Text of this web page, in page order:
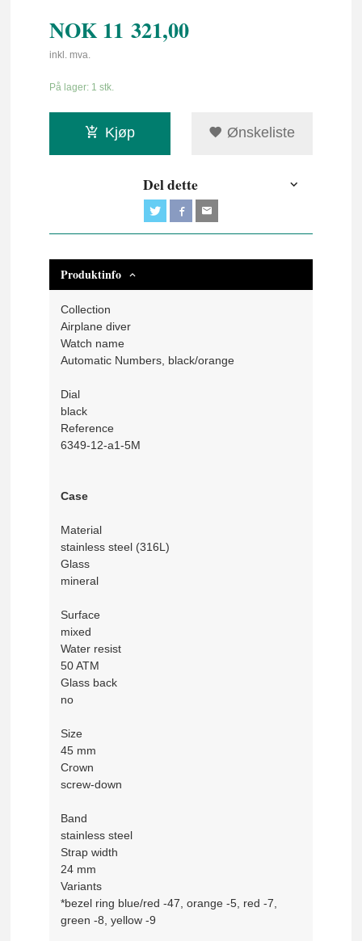
NOK 11 321,00
inkl. mva.
På lager: 1 stk.
Kjøp Ønskeliste
Del dette
Produktinfo
Collection
Airplane diver
Watch name
Automatic Numbers, black/orange
Dial
black
Reference
6349-12-a1-5M
Case
Material
stainless steel (316L)
Glass
mineral
Surface
mixed
Water resist
50 ATM
Glass back
no
Size
45 mm
Crown
screw-down
Band
stainless steel
Strap width
24 mm
Variants
*bezel ring blue/red -47, orange -5, red -7,
green -8, yellow -9